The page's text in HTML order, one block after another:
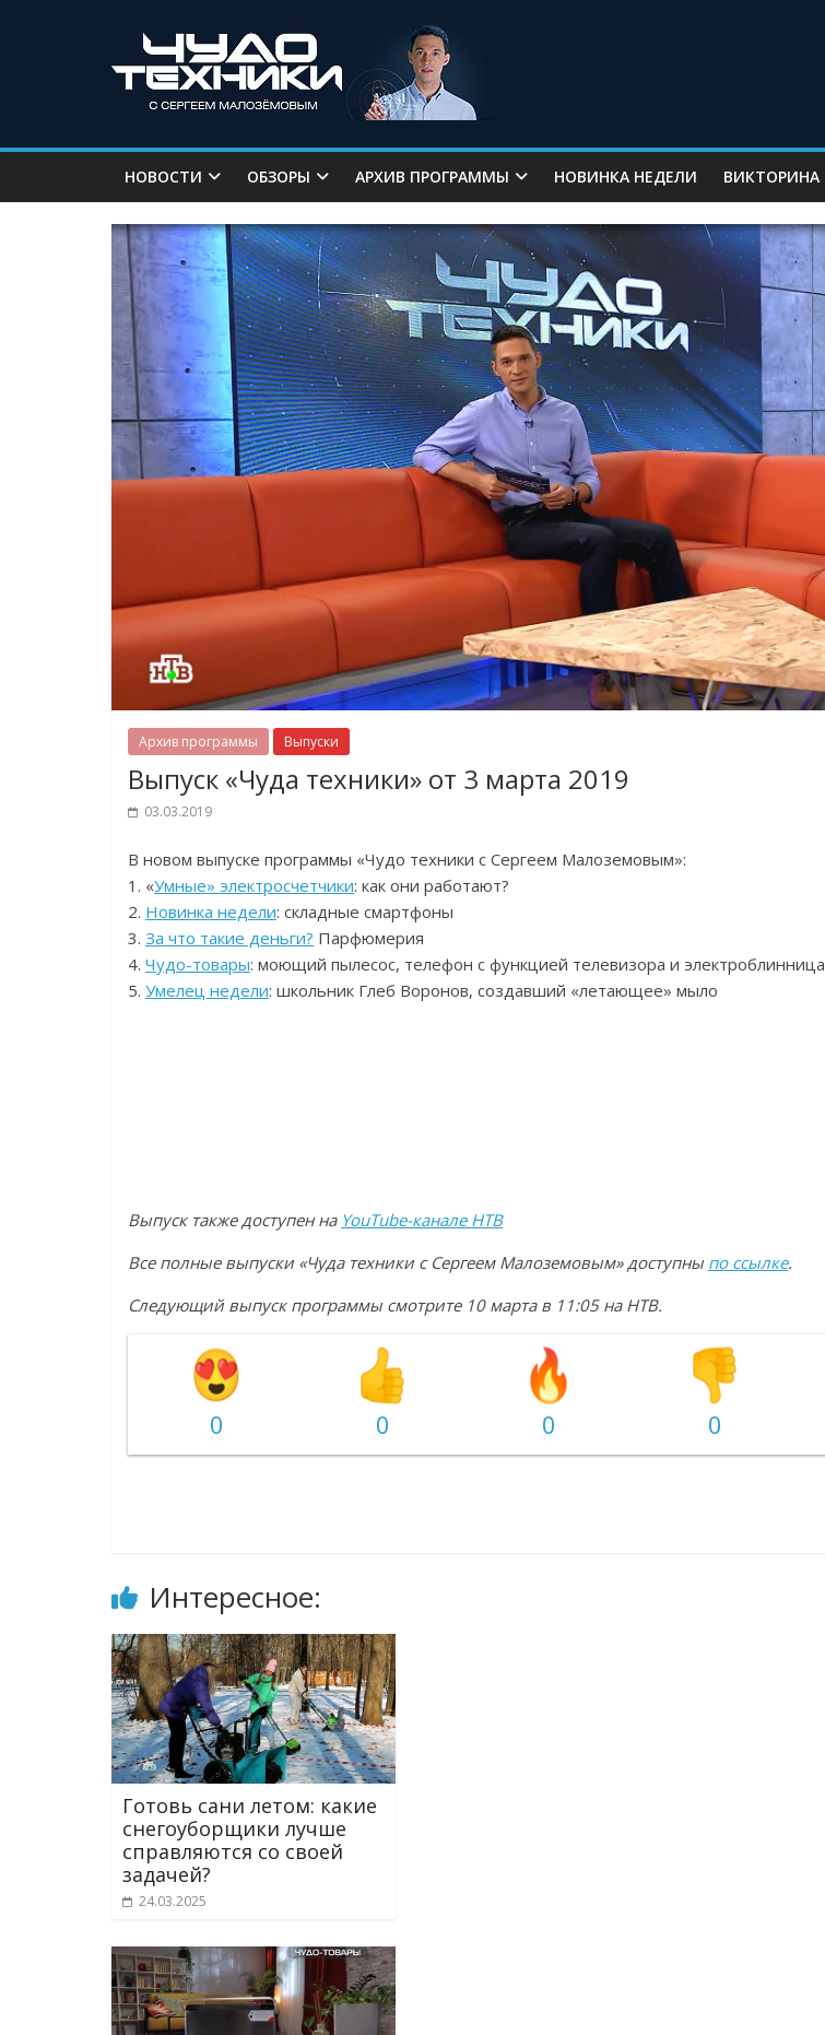
НОВОСТИ ОБЗОРЫ АРХИВ ПРОГРАММЫ НОВИНКА НЕДЕЛИ ВИКТОРИНА
Архив программы Выпуски
Выпуск «Чуда техники» от 3 марта 2019
03.03.2019
В новом выпуске программы «Чудо техники с Сергеем Малоземовым»:
1. «Умные» электросчетчики: как они работают?
2. Новинка недели: складные смартфоны
3. За что такие деньги? Парфюмерия
4. Чудо-товары: моющий пылесос, телефон с функцией телевизора и электроблинница
5. Умелец недели: школьник Глеб Воронов, создавший «летающее» мыло
Выпуск также доступен на YouTube-канале НТВ
Все полные выпуски «Чуда техники с Сергеем Малоземовым» доступны по ссылке.
Следующий выпуск программы смотрите 10 марта в 11:05 на НТВ.
0 0 0 0
Интересное:
Готовь сани летом: какие
снегоуборщики лучше
справляются со своей
задачей?
24.03.2025